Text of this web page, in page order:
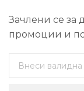
Зачлени се за
промоции и